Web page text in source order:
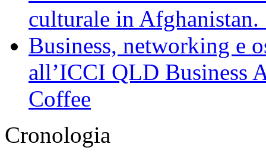
culturale in
Business, networking e
all’ICCI QLD Business
Coffee
Cronologia